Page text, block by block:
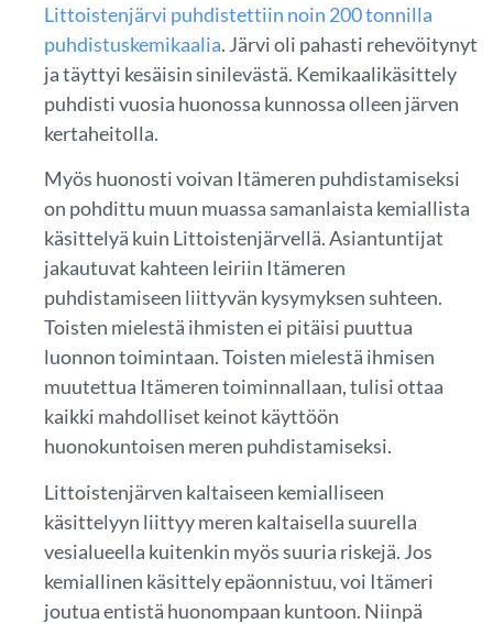
Littoistenjärvi puhdistettiin noin 200 tonnilla
puhdistuskemikaalia. Järvi oli pahasti rehevöitynyt
ja täyttyi kesäisin sinilevästä. Kemikaalikäsittely
puhdisti vuosia huonossa kunnossa olleen järven
kertaheitolla.
Myös huonosti voivan Itämeren puhdistamiseksi
on pohdittu muun muassa samanlaista kemiallista
käsittelyä kuin Littoistenjärvellä. Asiantuntijat
jakautuvat kahteen leiriin Itämeren
puhdistamiseen liittyvän kysymyksen suhteen.
Toisten mielestä ihmisten ei pitäisi puuttua
luonnon toimintaan. Toisten mielestä ihmisen
muutettua Itämeren toiminnallaan, tulisi ottaa
kaikki mahdolliset keinot käyttöön
huonokuntoisen meren puhdistamiseksi.
Littoistenjärven kaltaiseen kemialliseen
käsittelyyn liittyy meren kaltaisella suurella
vesialueella kuitenkin myös suuria riskejä. Jos
kemiallinen käsittely epäonnistuu, voi Itämeri
joutua entistä huonompaan kuntoon. Niinpä